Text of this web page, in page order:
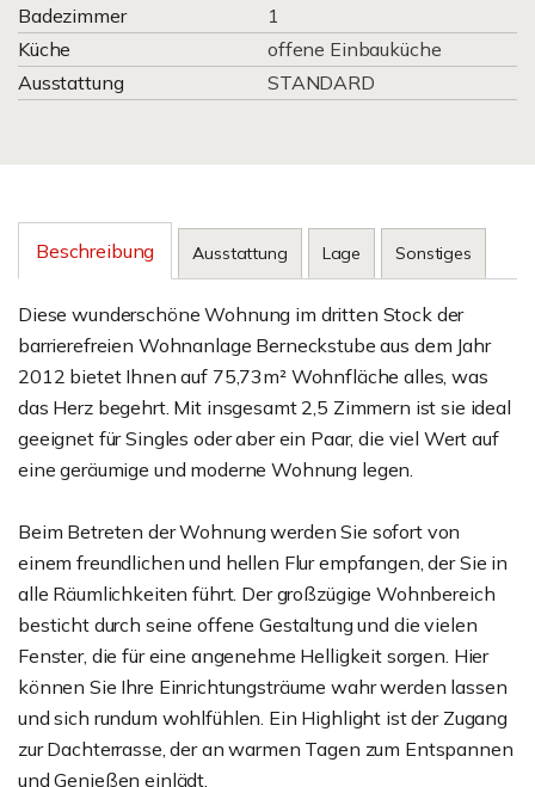
Badezimmer
1
Küche
offene Einbauküche
Ausstattung
STANDARD
Beschreibung Ausstattung Lage Sonstiges
Diese wunderschöne Wohnung im dritten Stock der
barrierefreien Wohnanlage Berneckstube aus dem Jahr
2012 bietet Ihnen auf 75,73m² Wohnfläche alles, was
das Herz begehrt. Mit insgesamt 2,5 Zimmern ist sie ideal
geeignet für Singles oder aber ein Paar, die viel Wert auf
eine geräumige und moderne Wohnung legen.
Beim Betreten der Wohnung werden Sie sofort von
einem freundlichen und hellen Flur empfangen, der Sie in
alle Räumlichkeiten führt. Der großzügige Wohnbereich
besticht durch seine offene Gestaltung und die vielen
Fenster, die für eine angenehme Helligkeit sorgen. Hier
können Sie Ihre Einrichtungsträume wahr werden lassen
und sich rundum wohlfühlen. Ein Highlight ist der Zugang
zur Dachterrasse, der an warmen Tagen zum Entspannen
und Genießen einlädt.